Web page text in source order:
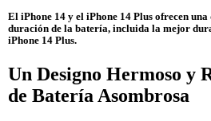
El iPhone 14 y el iPhone 14 Plus ofrecen
duración de la batería, incluida la mejor
iPhone 14 Plus.
Un Designo Hermoso y
de Batería Asombrosa